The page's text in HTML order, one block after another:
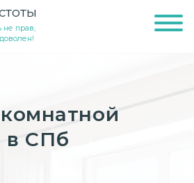
не прав,
в СПб